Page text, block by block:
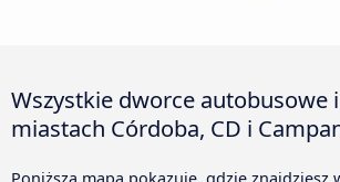
Wszystkie dworce autobusowe
miastach Córdoba, CD i